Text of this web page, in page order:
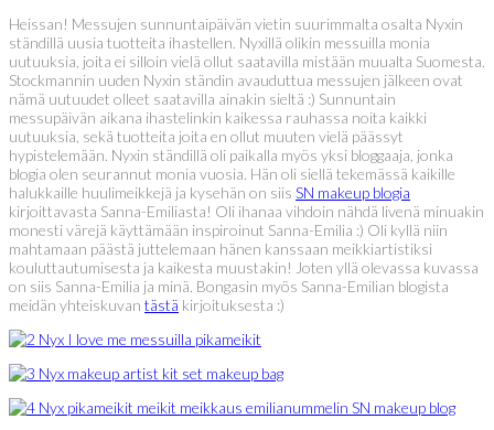
Heissan! Messujen sunnuntaipäivän vietin suurimmalta osalta Nyxin
ständillä uusia tuotteita ihastellen. Nyxillä olikin messuilla monia
uutuuksia, joita ei silloin vielä ollut saatavilla mistään muualta Suomesta.
Stockmannin uuden Nyxin ständin avauduttua messujen jälkeen ovat
nämä uutuudet olleet saatavilla ainakin sieltä :) Sunnuntain
messupäivän aikana ihastelinkin kaikessa rauhassa noita kaikki
uutuuksia, sekä tuotteita joita en ollut muuten vielä päässyt
hypistelemään. Nyxin ständillä oli paikalla myös yksi bloggaaja, jonka
blogia olen seurannut monia vuosia. Hän oli siellä tekemässä kaikille
halukkaille huulimeikkejä ja kysehän on siis SN makeup blogia
kirjoittavasta Sanna-Emiliasta! Oli ihanaa vihdoin nähdä livenä minuakin
monesti värejä käyttämään inspiroinut Sanna-Emilia :) Oli kyllä niin
mahtamaan päästä juttelemaan hänen kanssaan meikkiartistiksi
kouluttautumisesta ja kaikesta muustakin! Joten yllä olevassa kuvassa
on siis Sanna-Emilia ja minä. Bongasin myös Sanna-Emilian blogista
meidän yhteiskuvan tästä kirjoituksesta :)